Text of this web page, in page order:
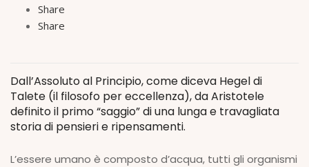
Share
Share
Dall’Assoluto al Principio, come diceva Hegel di
Talete (il filosofo per eccellenza), da Aristotele
definito il primo “saggio” di una lunga e travagliata
storia di pensieri e ripensamenti.
L’essere umano è composto d’acqua, tutti gli organismi